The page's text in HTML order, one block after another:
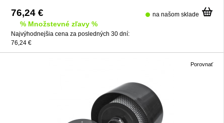
76,24 € na našom sklade
% Množstevné zľavy %
Najvýhodnejšia cena za posledných 30 dní:
76,24 €
Porovnať